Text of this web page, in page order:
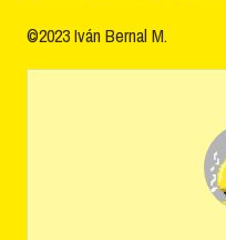
©2023 Iván Bernal M.